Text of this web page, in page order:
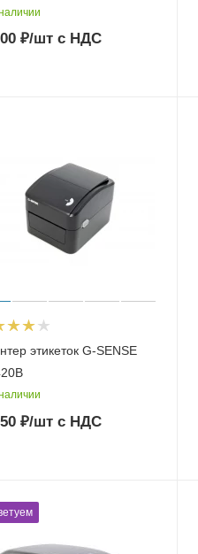
₽/штс НДС
этикеток G-SENSE
₽/штс НДС